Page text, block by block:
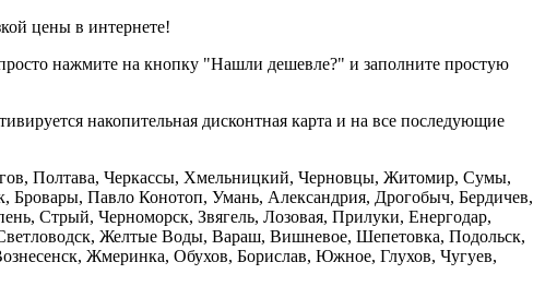
цены в интернете!
нажмите на кнопку "Нашли дешевле?" и заполните простую
накопительная дисконтная карта и на все последующие
Полтава, Черкассы, Хмельницкий, Черновцы, Житомир, Сумы,
Павло Конотоп, Умань, Александрия, Дрогобыч, Бердичев,
Стрый, Черноморск, Звягель, Лозовая, Прилуки, Енергодар,
Желтые Воды, Вараш, Вишневое, Шепетовка, Подольск,
Жмеринка, Обухов, Борислав, Южное, Глухов, Чугуев,